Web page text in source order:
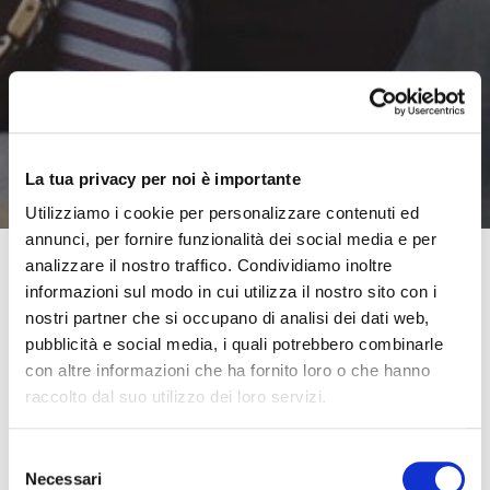
La tua privacy per noi è importante
Utilizziamo i cookie per personalizzare contenuti ed
annunci, per fornire funzionalità dei social media e per
analizzare il nostro traffico. Condividiamo inoltre
informazioni sul modo in cui utilizza il nostro sito con i
nostri partner che si occupano di analisi dei dati web,
pubblicità e social media, i quali potrebbero combinarle
con altre informazioni che ha fornito loro o che hanno
raccolto dal suo utilizzo dei loro servizi.
delNecessari
L’estate volge al termine ed è il momento giustoper
rivedere le nostre abitudini, e per prepararci, con la
giusta calma ed organizzazione, all’arrivo delle stagioni
più fredde.
, in particolare, la fine dell’estate